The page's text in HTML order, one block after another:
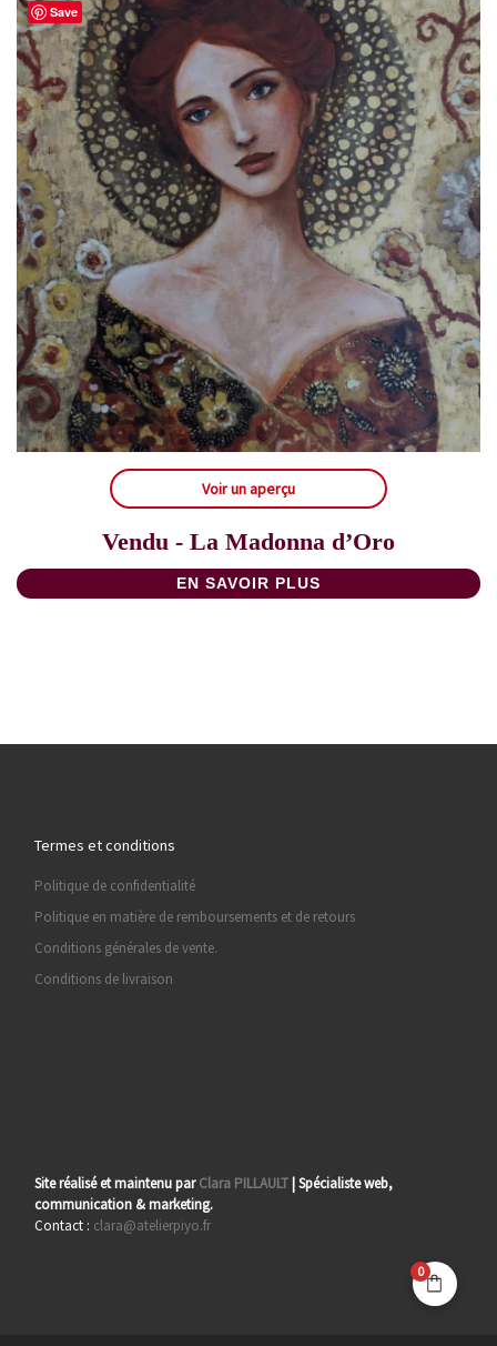
Save
Voir un aperçu
Vendu - La Madonna d’Oro
EN SAVOIR PLUS
Termes et conditions
Politique de confidentialité
Politique en matière de remboursements et de retours
Conditions générales de vente.
Conditions de livraison
Site réalisé et maintenu parClara PILLAULT | Spécialiste web,
communication & marketing.
Contact : clara@atelierpiyo.fr
0